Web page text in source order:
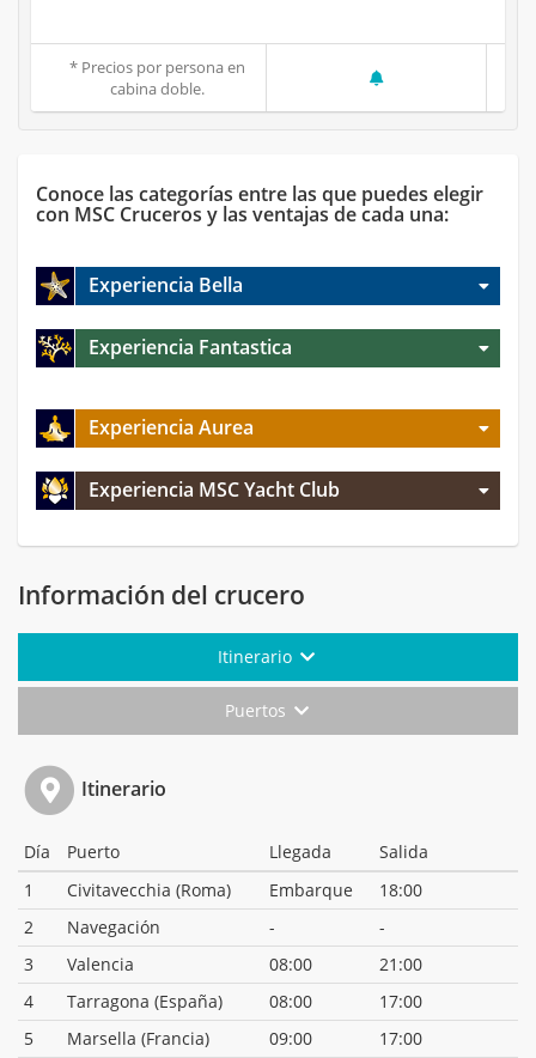
* Precios por persona en
cabina doble.
Conoce las categorías entre las que puedes elegir
con MSC Cruceros y las ventajas de cada una:
Experiencia Bella
Experiencia Fantastica
Experiencia Aurea
Experiencia MSC Yacht Club
Información del crucero
Itinerario
Puertos
Itinerario
Día Puerto Llegada
Salida
1
Civitavecchia (Roma) Embarque
18:00
2
Navegación -
-
3
Valencia 08:00
21:00
4
Tarragona (España) 08:00
17:00
5
Marsella (Francia) 09:00 17:00